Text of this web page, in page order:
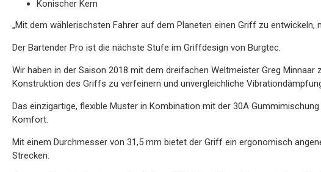
Konischer Kern
„Mit dem wählerischsten Fahrer auf dem Planeten einen Griff zu entwickeln,
Der Bartender Pro ist die nächste Stufe im Griffdesign von Burgtec.
Wir haben in der Saison 2018 mit dem dreifachen Weltmeister Greg Minnaar
Konstruktion des Griffs zu verfeinern und unvergleichliche
Das einzigartige, flexible Muster in Kombination mit der 30A
Komfort.
Mit einem Durchmesser von 31,5 mm bietet der Griff ein ergonomisch
Strecken.